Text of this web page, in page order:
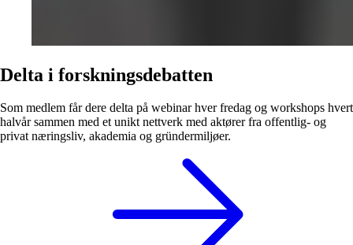
Delta i forskningsdebatten
Som medlem får dere delta på webinar hver fredag og workshops hvert
halvår sammen med et unikt nettverk med aktører fra offentlig- og
privat næringsliv, akademia og gründermiljøer.